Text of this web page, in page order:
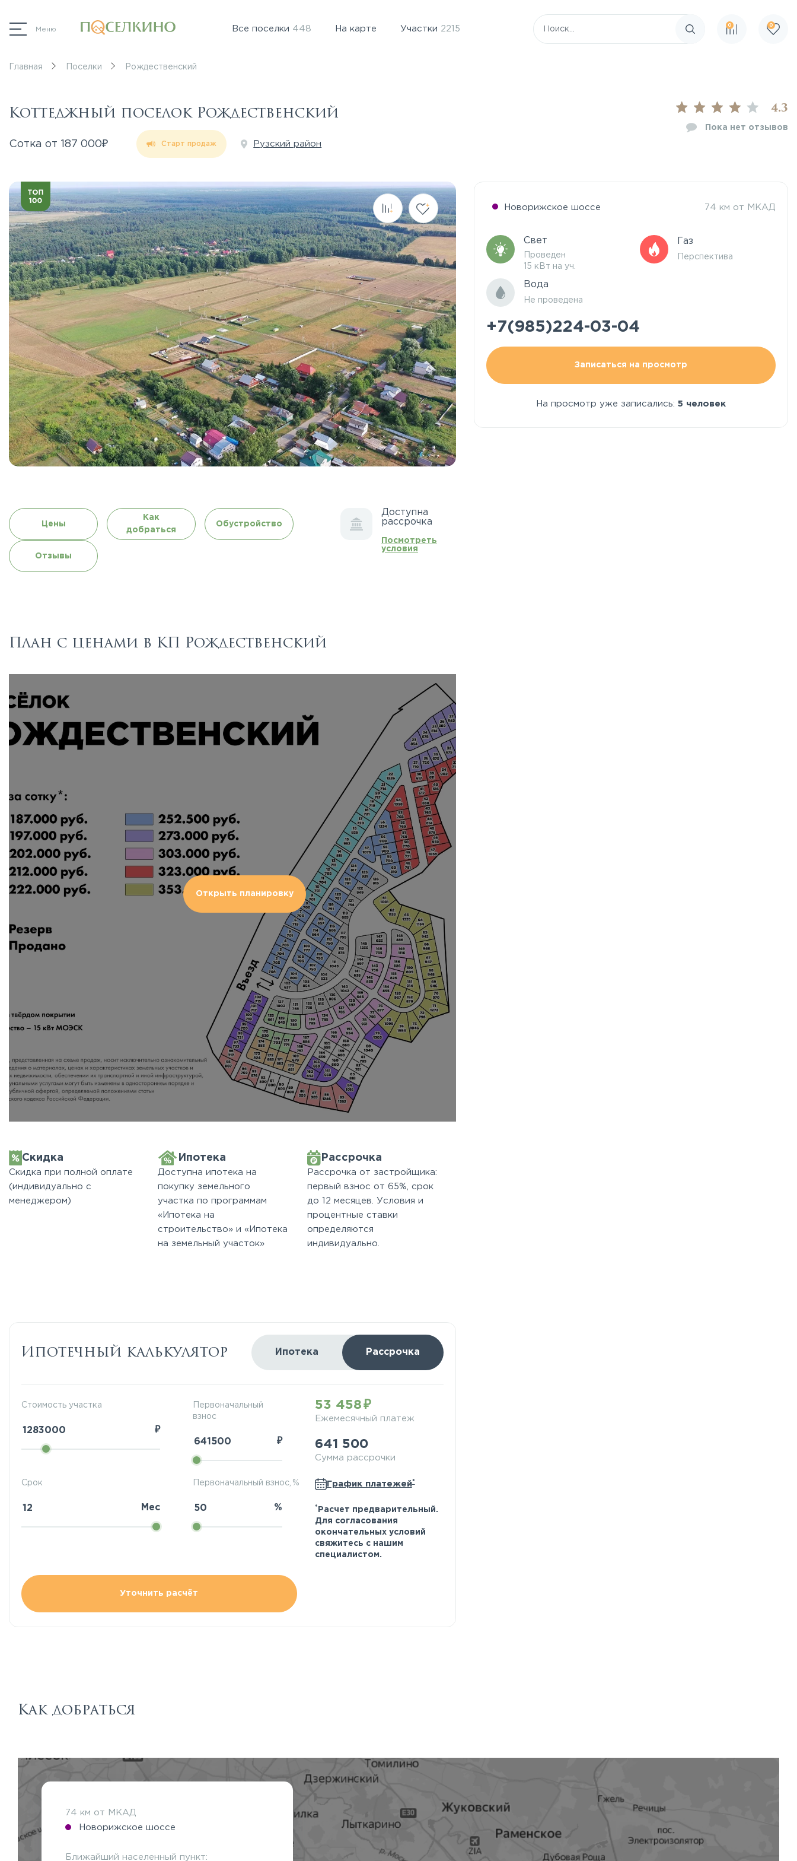
Меню Все поселки 448 На карте Участки 2215
Поиск по сайту
0 0
Главная Поселки Рождественский
Коттеджный поселок Рождественский
Сотка от 187 000₽ Старт продаж Рузский район
4.3
Пока нет отзывов
Цены
Как
добраться
Обустройство
Отзывы
Доступна
рассрочка
Посмотреть
условия
План с ценами в КП Рождественский
Открыть планировку
Скидка
Скидка при полной оплате
(индивидуально с
менеджером)
Ипотека
Доступна ипотека на
покупку земельного
участка по программам
«Ипотека на
строительство» и «Ипотека
на земельный участок»
Рассрочка
Рассрочка от застройщика:
первый взнос от 65%, срок
до 12 месяцев. Условия и
процентные ставки
определяются
индивидуально.
Ипотечный калькулятор Ипотека Рассрочка
Стоимость участка
₽
Первоначальный
взнос
₽
Срок
Мес
Первоначальный взнос, %
%
Уточнить расчёт
53 458
Ежемесячный платеж
641 500
Сумма рассрочки
График платежей*
* Расчет предварительный.
Для согласования
окончательных условий
свяжитесь с нашим
специалистом.
Новорижское шоссе 74 км от МКАД
Свет
Проведен
15 кВт на уч.
Газ
Перспектива
Вода
Не проведена
+7(985)224-03-04
Записаться на просмотр
На просмотр уже записались: 5 человек
Как добраться
74 км от МКАД
Новорижское шоссе
Ближайший населенный пункт: